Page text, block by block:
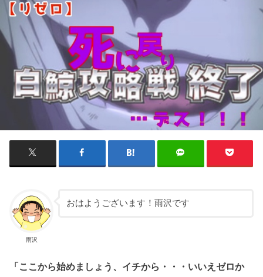
雨沢
おはようございます！雨沢です
「ここから始めましょう、イチから・・・いいえゼロか